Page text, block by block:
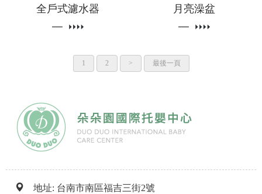
全戶式濾水器 月亮澡盆
1 2 > 最後一頁
地址: 台南市南區福吉三街2號